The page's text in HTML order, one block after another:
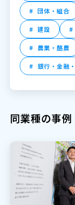
団体・組合
建設
農業・酪農
銀行・金融
同業種の事例